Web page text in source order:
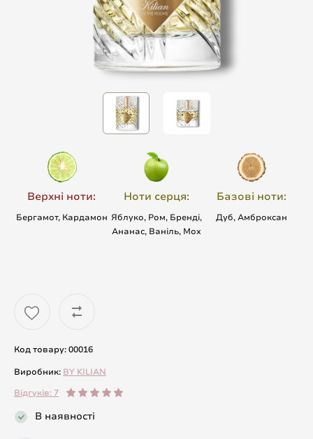
Верхні ноти:
Бергамот, Кардамон
Ноти серця:
Яблуко, Ром, Бренді,
Ананас, Ваніль, Мох
Базові ноти:
Дуб, Амброксан
Код товару: 00016
Виробник: BY KILIAN
Відгуків: 7
В наявності